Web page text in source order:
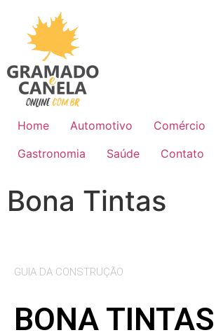
Home Automotivo Comércio
Gastronomia
Saúde Contato
Bona Tintas
GUIA DA CONSTRUÇÃO
BONA TINTAS